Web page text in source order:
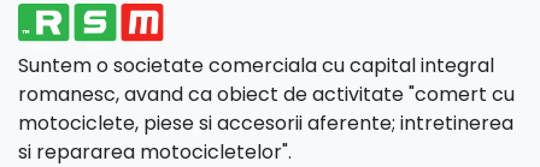
Suntem o societate comerciala cu capital integral
romanesc, avand ca obiect de activitate "comert cu
motociclete, piese si accesorii aferente; intretinerea
si repararea motocicletelor".